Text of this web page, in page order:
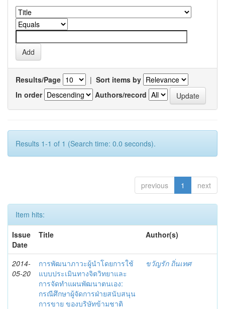
Results/Page | Sort items by
In order
Authors/record
Results 1-1 of 1 (Search time: 0.0 seconds).
previous 1 next
Item hits:
Issue
Date
Title Author(s)
2014-
05-20
การพัฒนาภาวะผู้นำโดยการใช้
แบบประเมินทางจิตวิทยาและ
การจัดทำแผนพัฒนาตนเอง:
กรณีศึกษาผู้จัดการฝ่ายสนับสนุน
การขาย ของบริษัทข้ามชาติ
ขวัญรัก ถิ่นเทศ